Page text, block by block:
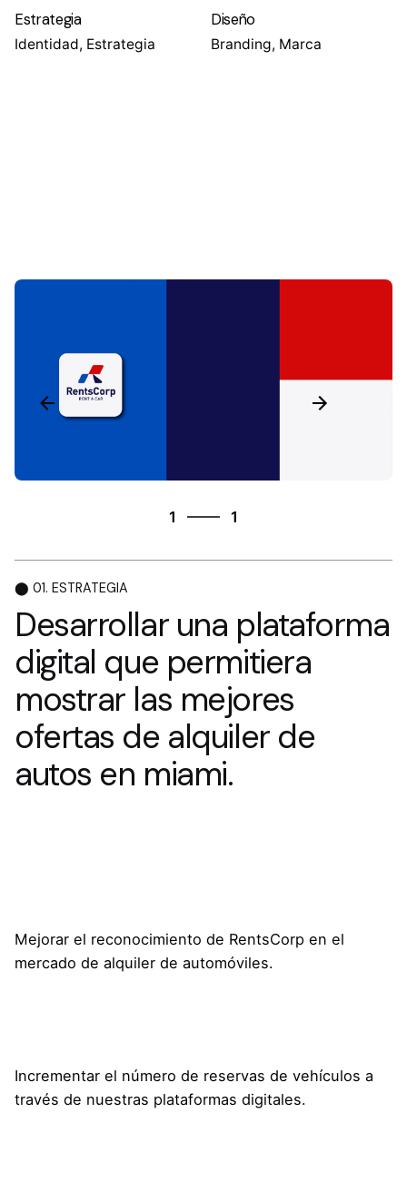
Estrategia
Identidad, Estrategia
Diseño
Branding, Marca
1
1
⬤ 01. ESTRATEGIA
Desarrollar una plataforma
digital que permitiera
mostrarlas mejores
ofertas de alquilerde
autos en miami.
Mejorar el reconocimiento de RentsCorp en el
mercado de alquiler de automóviles.
Incrementar el número de reservas de vehículos a
través de nuestras plataformas digitales.